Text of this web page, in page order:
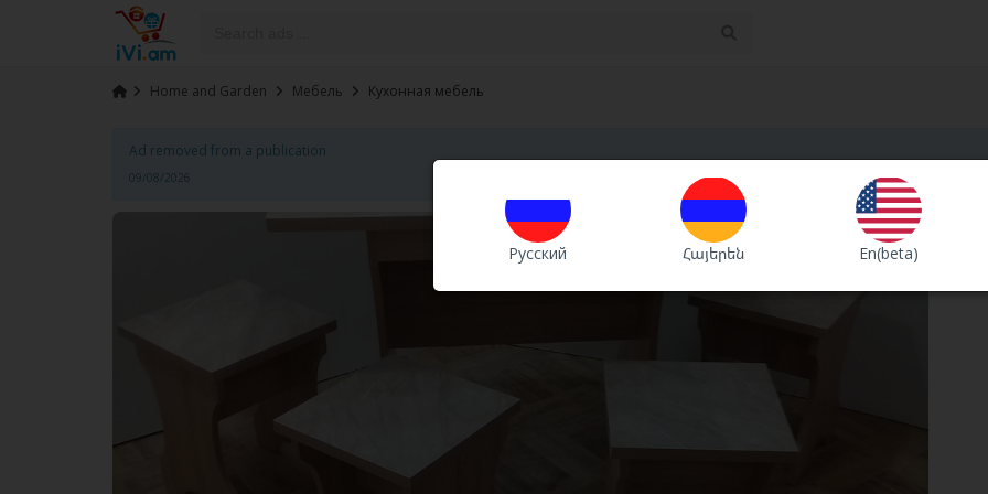
Русский Հայերեն En(beta)
Home and Garden Мебель Кухонная мебель
Ad removed from a publication
09/08/2026